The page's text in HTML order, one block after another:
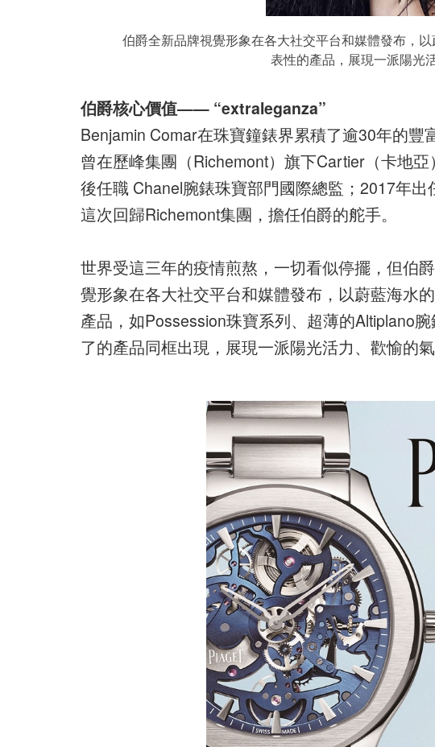
伯爵全新品牌視覺形象在各大社交平台和媒體發布，
表性的產品，展現一派陽光
伯爵核心價值—— “extraleganza”
Benjamin Comar在珠寶鐘錶界累積了逾30年的
曾在歷峰集團（Richemont）旗下Cartier（卡地
後任職 Chanel腕錶珠寶部門國際總監；2017年
這次回歸Richemont集團，擔任伯爵的舵手。
世界受這三年的疫情煎熬，一切看似停擺，但伯
覺形象在各大社交平台和媒體發布，以蔚藍海水
產品，如Possession珠寶系列、超薄的Altiplano
了的產品同框出現，展現一派陽光活力、歡愉的氣